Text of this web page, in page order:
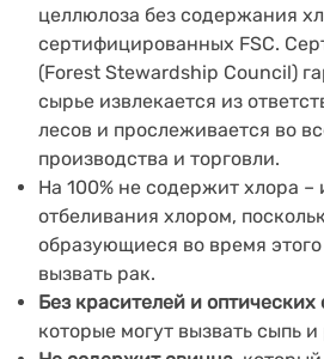
целлюлоза без содержания
сертифицированных FSC.
(Forest Stewardship Council)
сырье извлекается из
лесов и прослеживается во
производства и торговли.
На 100% не содержит хлора –
отбеливания хлором,
образующиеся во время
вызвать рак.
Без красителей и оптических
которые могут вызвать сыпь